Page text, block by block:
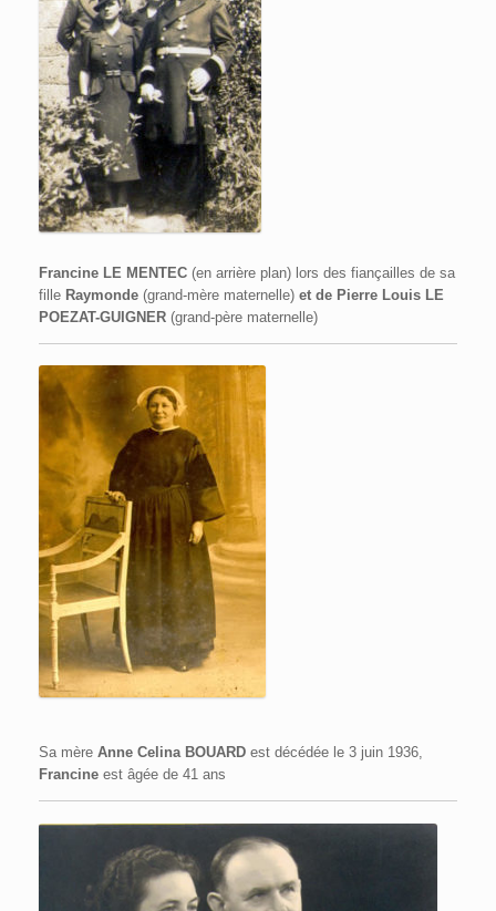
Francine LE MENTEC (en arrière plan) lors des fiançailles de sa
fille Raymonde (grand-mère maternelle) et de Pierre Louis LE
POEZAT-GUIGNER (grand-père maternelle)
Sa mère Anne Celina BOUARD est décédée le 3 juin 1936,
Francine est âgée de 41 ans